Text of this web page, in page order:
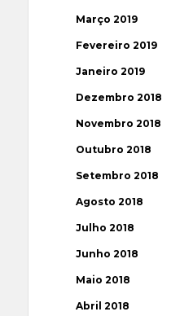
Março 2019
Fevereiro 2019
Janeiro 2019
Dezembro 2018
Novembro 2018
Outubro 2018
Setembro 2018
Agosto 2018
Julho 2018
Junho 2018
Maio 2018
Abril 2018